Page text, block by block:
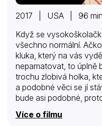
2017 | USA | 96 min
Když se
všechno normální.
kluka, který na vás
nepamatovat, to úplně
trochu zlobivá holka,
a podobné věci se jí
bude asi podobné,
a večer se chystá
však přetne podivné
Více o filmu